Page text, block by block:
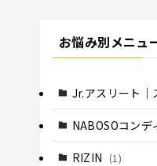
お悩み別メニュ
Jr.アスリート｜
NABOSOコン
RIZIN (1)